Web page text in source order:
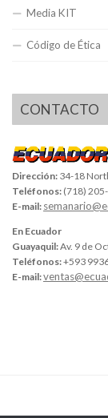
Media KIT
Código de Ética
CONTACTO
Dirección: 34-18
Teléfonos: (718)
E-mail:
En Ecuador
Guayaquil:Av. 9 de
Teléfonos:+593
E-mail: